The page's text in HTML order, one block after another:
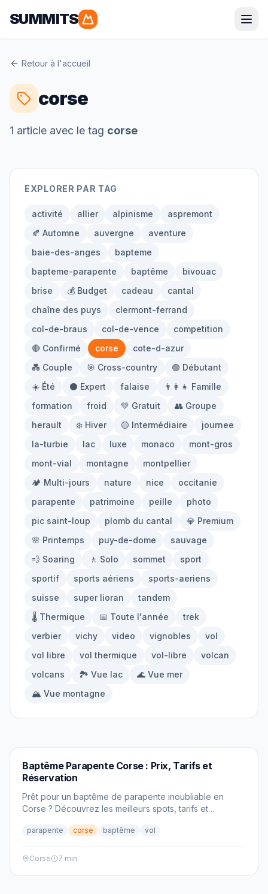
SUMMITS
Parapente
Alpes
Grandes Randonnées
Alpinisme
Mont-Blanc Via Ferrata
Initiation
Équipement
Parapente Randonnée
Alpinisme
Outils
Carte des Spots Comparateur Prix
Quiz Parapente
À propos
Contact
Retour à l'accueil
corse
1 article avec le tag corse
EXPLORER PAR TAG
activité allier alpinisme
aspremont
🍂 Automne
auvergne
aventure
baie-des-anges
bapteme
bapteme-parapente
baptême
bivouac
brise
💰 Budget cadeau
cantal
chaîne des puys
clermont-ferrand
col-de-braus
col-de-vence
competition
🔴 Confirmé
corse
cote-d-azur
💑 Couple
🎯 Cross-country
🟢 Débutant
☀️ Été
⚫ Expert falaise
👨‍👩‍👧 Famille
formation
froid 💚 Gratuit
👥 Groupe
herault
❄️ Hiver 🟡 Intermédiaire
journee
la-turbie
lac luxe monaco
mont-gros
mont-vial
montagne
montpellier
🏕️ Multi-jours
nature nice
occitanie
parapente
patrimoine peille
photo
pic saint-loup
plomb du cantal
💎 Premium
🌸 Printemps
puy-de-dome
sauvage
💨 Soaring
🚶 Solo sommet
sport
sportif
sports aériens
sports-aeriens
suisse
super lioran
tandem
🌡️ Thermique
📅 Toute l'année
trek
verbier
vichy video vignobles
vol
vol libre
vol thermique vol-libre
volcan
volcans
🏞️ Vue lac
🌊 Vue mer
🏔️ Vue montagne
PARAPENTE
Baptême Parapente Corse : Prix, Tarifs et
Réservation
Prêt pour un baptême de parapente inoubliable en
Corse ? Découvrez les meilleurs spots, tarifs et
parapente corse baptême vol
Corse 7 min